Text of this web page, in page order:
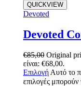
QUICKVIEW
Devoted
Devoted
€85,00 Original
είναι: €68,00.
Επιλογή Αυτό το
επιλογές μπορούν